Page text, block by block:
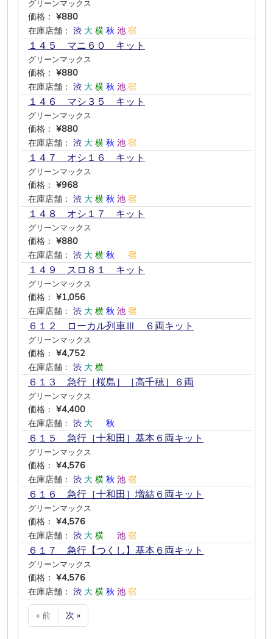
グリーンマックス
価格： ¥880
在庫店舗： 渋 大 横 秋 池 宿
１４５ マニ６０ キット
グリーンマックス
価格： ¥880
在庫店舗： 渋 大 横 秋 池 宿
１４６ マシ３５ キット
グリーンマックス
価格： ¥880
在庫店舗： 渋 大 横 秋 池 宿
１４７ オシ１６ キット
グリーンマックス
価格： ¥968
在庫店舗： 渋 大 横 秋 池 宿
１４８ オシ１７ キット
グリーンマックス
価格： ¥880
在庫店舗： 渋 大 横 秋 宿
１４９ スロ８１ キット
グリーンマックス
価格： ¥1,056
在庫店舗： 渋 大 横 秋 池 宿
６１２ ローカル列車Ⅲ ６両キット
グリーンマックス
価格： ¥4,752
在庫店舗： 渋 大 横
６１３ 急行［桜島］［高千穂］６両
グリーンマックス
価格： ¥4,400
在庫店舗： 渋 大 秋
６１５ 急行［十和田］基本６両キット
グリーンマックス
価格： ¥4,576
在庫店舗： 渋 大 横 秋 池 宿
６１６ 急行［十和田］増結６両キット
グリーンマックス
価格： ¥4,576
在庫店舗： 渋 大 横 池 宿
６１７ 急行【つくし】基本６両キット
グリーンマックス
価格： ¥4,576
在庫店舗： 渋 大 横 秋 池 宿
« 前
次 »